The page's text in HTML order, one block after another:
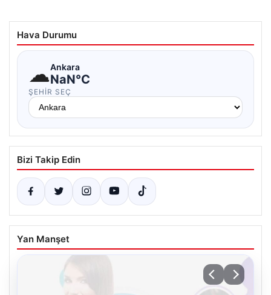
Hava Durumu
☁Ankara
NaN°C
ŞEHIR SEÇ
Bizi Takip Edin
Yan Manşet